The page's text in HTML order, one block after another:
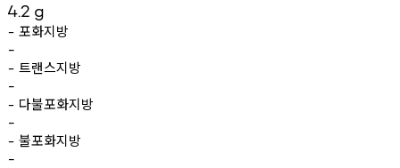
4.2 g
- 포화지방
-
- 트랜스지방
-
- 다불포화지방
-
- 불포화지방
-